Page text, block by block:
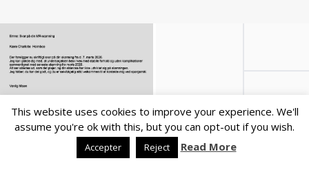
Alt
skal
This website uses cookies to improve your experience. We'll
assume you're ok with this, but you can opt-out if you wish.
Accepter Reject Read More